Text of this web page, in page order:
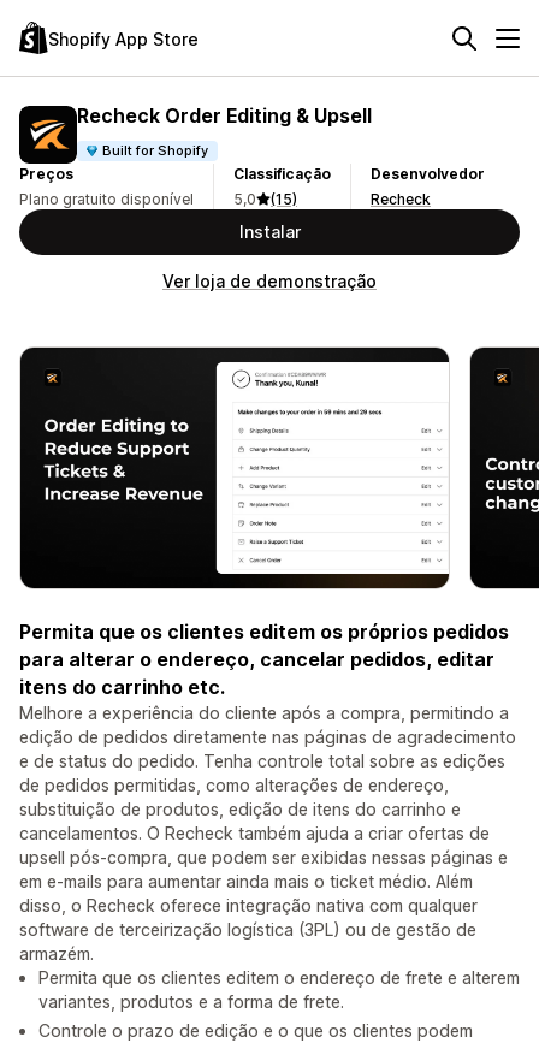
Shopify App Store
Recheck Order Editing & Upsell
Built for Shopify
Preços
Plano gratuito disponível
Classificação
5,0
(15)
Desenvolvedor
Recheck
Instalar
Ver loja de demonstração
Permita que os clientes editem os próprios pedidos
para alterar o endereço, cancelar pedidos, editar
itens do carrinho etc.
Melhore a experiência do cliente após a compra, permitindo a
edição de pedidos diretamente nas páginas de agradecimento
e de status do pedido. Tenha controle total sobre as edições
de pedidos permitidas, como alterações de endereço,
substituição de produtos, edição de itens do carrinho e
cancelamentos. O Recheck também ajuda a criar ofertas de
upsell pós-compra, que podem ser exibidas nessas páginas e
em e-mails para aumentar ainda mais o ticket médio. Além
disso, o Recheck oferece integração nativa com qualquer
software de terceirização logística (3PL) ou de gestão de
armazém.
Permita que os clientes editem o endereço de frete e alterem
variantes, produtos e a forma de frete.
Controle o prazo de edição e o que os clientes podem